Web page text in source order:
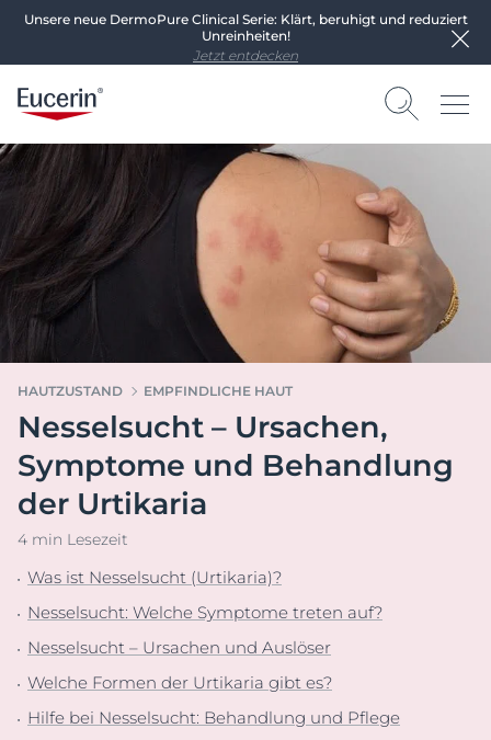
Unsere neue DermoPure Clinical Serie: Klärt, beruhigt und reduziert
Unreinheiten!
Jetzt entdecken
HAUTZUSTAND EMPFINDLICHE HAUT
Nesselsucht – Ursachen,
Symptome und Behandlung
der Urtikaria
4 min Lesezeit
Was ist Nesselsucht (Urtikaria)?
Nesselsucht: Welche Symptome treten auf?
Nesselsucht – Ursachen und Auslöser
Welche Formen der Urtikaria gibt es?
Hilfe bei Nesselsucht: Behandlung und Pflege